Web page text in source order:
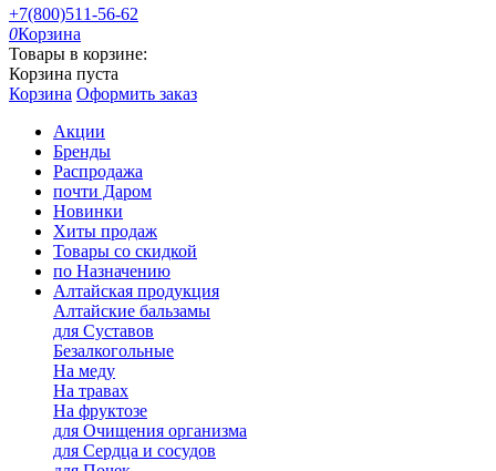
+7(800)511-56-62
0Корзина
Товары в корзине:
Корзина пуста
Корзина Оформить заказ
Акции
Бренды
Распродажа
почти Даром
Новинки
Хиты продаж
Товары со скидкой
по Назначению
Алтайская продукция
Алтайские бальзамы
для Суставов
Безалкогольные
На меду
На травах
На фруктозе
для Очищения организма
для Сердца и сосудов